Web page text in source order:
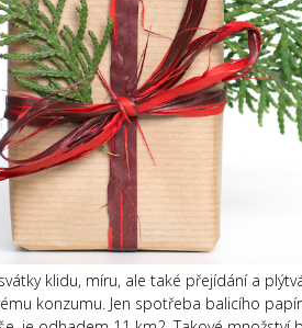
klidu, míru, ale také přejídání a
konzumu. Jen spotřeba balicího